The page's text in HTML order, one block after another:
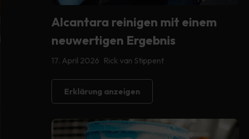
Alcantara reinigen mit einem
neuwertigen Ergebnis
17. April 2026 Rick van Stippent
Erklärung anzeigen